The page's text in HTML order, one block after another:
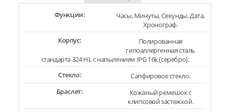
Функции:
Часы, Минуты, Секунды, Дата,
Хронограф.
Корпус:
Полированная
гипоаллергенная сталь
стандарта 324 HL с напылением IPG 16k (серебро).
Стекло:
Сапфировое стекло.
Браслет:
Кожаный ремешок с
клипсовой застежкой.